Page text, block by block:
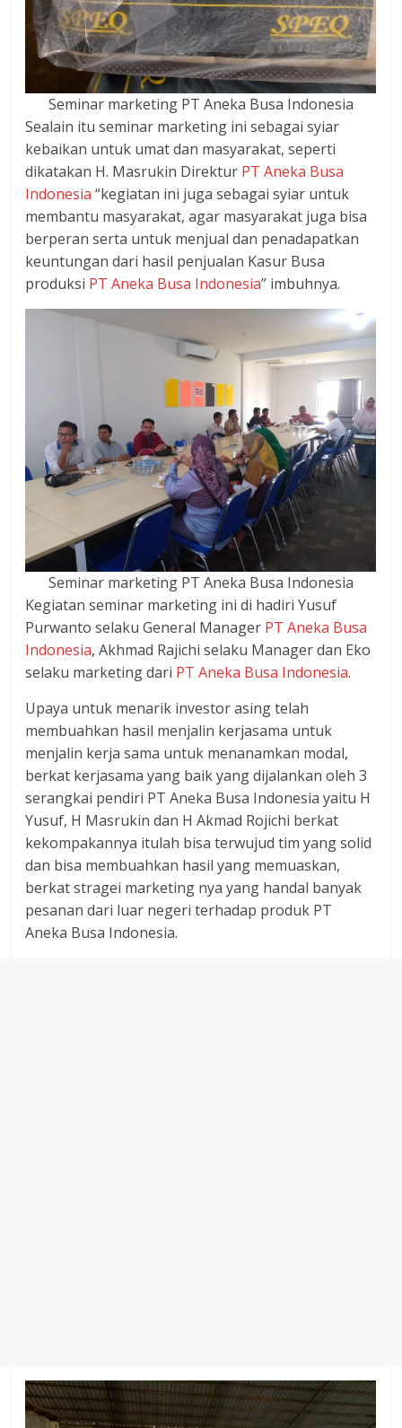
Seminar marketing PT Aneka Busa Indonesia
Sealain itu seminar marketing ini sebagai syiar
kebaikan untuk umat dan masyarakat, seperti
dikatakan H. Masrukin Direktur PT Aneka Busa
Indonesia “kegiatan ini juga sebagai syiar untuk
membantu masyarakat, agar masyarakat juga bisa
berperan serta untuk menjual dan penadapatkan
keuntungan dari hasil penjualan Kasur Busa
produksi PT Aneka Busa Indonesia” imbuhnya.
Seminar marketing PT Aneka Busa Indonesia
Kegiatan seminar marketing ini di hadiri Yusuf
Purwanto selaku General Manager PT Aneka Busa
Indonesia, Akhmad Rajichi selaku Manager dan Eko
selaku marketing dari PT Aneka Busa Indonesia.
Upaya untuk menarik investor asing telah
membuahkan hasil menjalin kerjasama untuk
menjalin kerja sama untuk menanamkan modal,
berkat kerjasama yang baik yang dijalankan oleh 3
serangkai pendiri PT Aneka Busa Indonesia yaitu H
Yusuf, H Masrukin dan H Akmad Rojichi berkat
kekompakannya itulah bisa terwujud tim yang solid
dan bisa membuahkan hasil yang memuaskan,
berkat stragei marketing nya yang handal banyak
pesanan dari luar negeri terhadap produk PT
Aneka Busa Indonesia.